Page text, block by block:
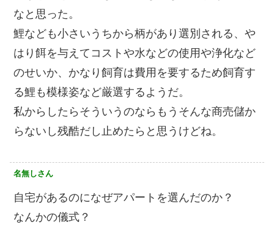
なと思った。
鯉なども小さいうちから柄があり選別される、や
はり餌を与えてコストや水などの使用や浄化など
のせいか、かなり飼育は費用を要するため飼育す
る鯉も模様姿など厳選するようだ。
私からしたらそういうのならもうそんな商売儲か
らないし残酷だし止めたらと思うけどね。
名無しさん
自宅があるのになぜアパートを選んだのか？
なんかの儀式？